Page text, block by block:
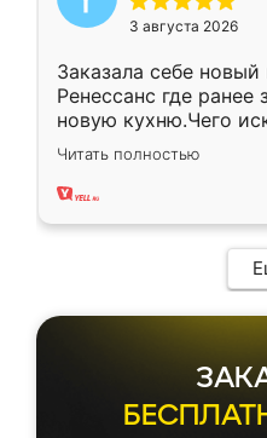
3 августа 2026
Заказала себе
Ренессанс где ранее
новую кухню.Чего
вполне довольна.
два года, нареканий
Читать полностью